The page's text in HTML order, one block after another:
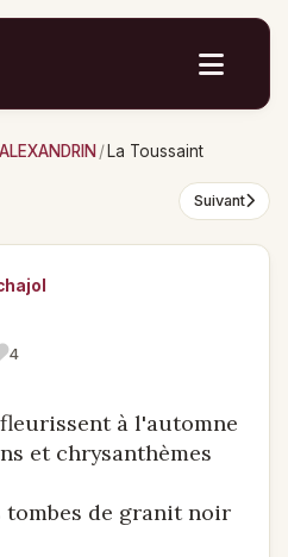
ALEXANDRIN / La Toussaint
Suivant
4
à l'automne
et chrysanthèmes
tombes de granit noir